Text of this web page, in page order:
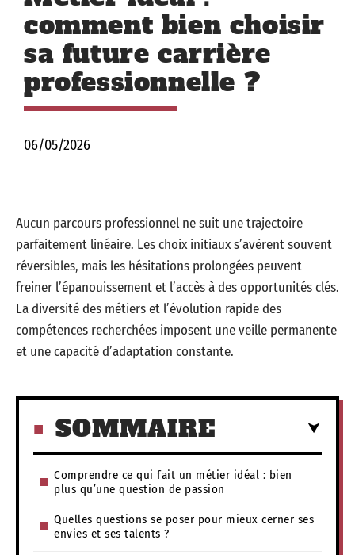
comment bien choisir
sa future carrière
professionnelle ?
06/05/2026
Aucun parcours professionnel ne suit une trajectoire
parfaitement linéaire. Les choix initiaux s’avèrent souvent
réversibles, mais les hésitations prolongées peuvent
freiner l’épanouissement et l’accès à des opportunités clés.
La diversité des métiers et l’évolution rapide des
compétences recherchées imposent une veille permanente
et une capacité d’adaptation constante.
SOMMAIRE
Comprendre ce qui fait un métier idéal : bien
plus qu’une question de passion
Quelles questions se poser pour mieux cerner ses
envies et ses talents ?